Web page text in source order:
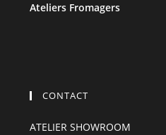
Ateliers Fromagers
CONTACT
ATELIER SHOWROOM